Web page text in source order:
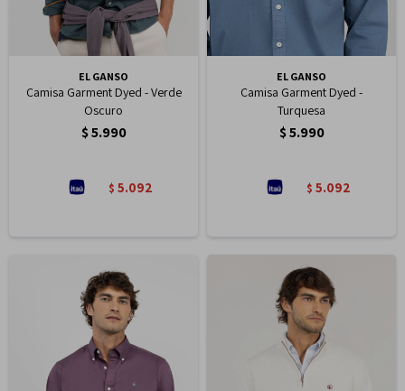
EL GANSO
Camisa Garment Dyed - Verde
Oscuro
$5.990
$ 5.092
EL GANSO
Camisa Garment Dyed -
Turquesa
$5.990
$ 5.092